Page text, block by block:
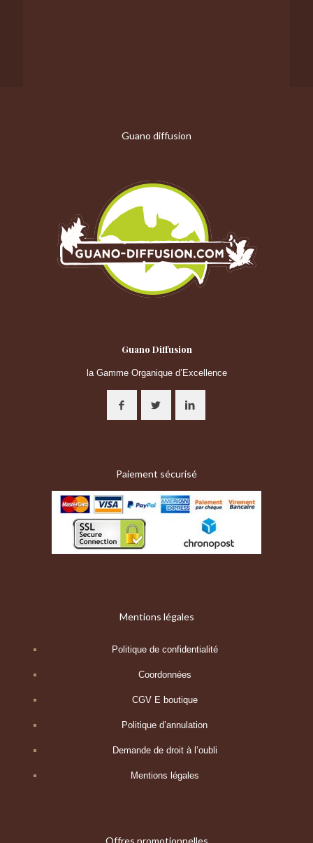
Guano diffusion
Guano Diffusion
la Gamme Organique d’Excellence
Paiement sécurisé
Mentions légales
Politique de confidentialité
Coordonnées
CGV E boutique
Politique d’annulation
Demande de droit à l’oubli
Mentions légales